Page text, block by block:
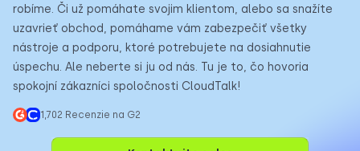
robíme. Či už pomáhate svojim klientom, alebo sa snažíte
uzavrieť obchod, pomáhame vám zabezpečiť všetky
nástroje a podporu, ktoré potrebujete na dosiahnutie
úspechu. Ale neberte si ju od nás. Tu je to, čo hovoria
spokojní zákazníci spoločnosti CloudTalk!
1,702 Recenzie na G2